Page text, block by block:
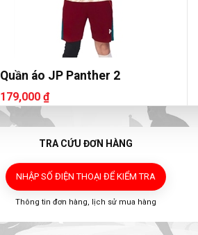
Quần áo JP Panther 2
179,000 ₫
TRA CỨU ĐƠN HÀNG
NHẬP SỐ ĐIỆN THOẠI ĐỂ KIỂM TRA
Thông tin đơn hàng, lịch sử mua hàng